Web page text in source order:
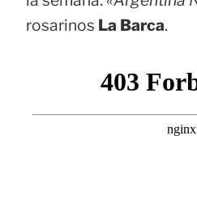
rosarinos La Barca.